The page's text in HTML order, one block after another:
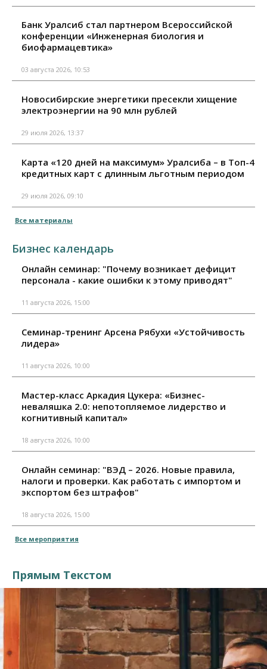
Банк Уралсиб стал партнером Всероссийской
конференции «Инженерная биология и
биофармацевтика»
03 августа 2026, 10:53
Новосибирские энергетики пресекли хищение
электроэнергии на 90 млн рублей
29 июля 2026, 13:37
Карта «120 дней на максимум» Уралсиба – в Топ-4
кредитных карт с длинным льготным периодом
29 июля 2026, 09:10
Все материалы
Бизнес календарь
Онлайн семинар: "Почему возникает дефицит
персонала - какие ошибки к этому приводят"
11 августа 2026, 15:00
Семинар-тренинг Арсена Рябухи «Устойчивость
лидера»
11 августа 2026, 10:00
Мастер-класс Аркадия Цукера: «Бизнес-
неваляшка 2.0: непотопляемое лидерство и
когнитивный капитал»
18 августа 2026, 10:00
Онлайн семинар: "ВЭД – 2026. Новые правила,
налоги и проверки. Как работать с импортом и
экспортом без штрафов"
18 августа 2026, 15:00
Все мероприятия
Прямым Текстом